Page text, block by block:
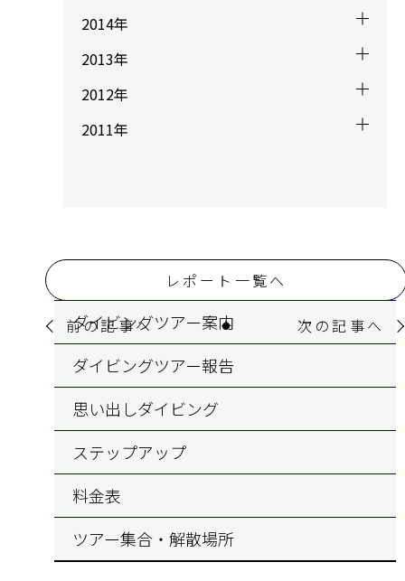
2014年
2013年
2012年
2011年
前の記事へ
レポート一覧へ
次の記事へ
ダイビングツアー案内
ダイビングツアー報告
思い出しダイビング
ステップアップ
料金表
ツアー集合・解散場所